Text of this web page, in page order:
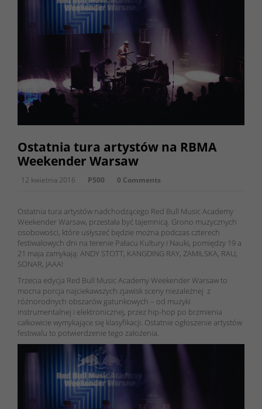
Ostatnia tura artystów na RBMA
Weekender Warsaw
12 kwietnia 2016 P500 0 Comments
Ostatnia tura artystów nadchodzącego Red Bull Music Academy
Weekender Warsaw, przestała być tajemnicą. Grono muzycznych
osobowości, które usłyszeć będzie można podczas czterech
festiwalowych dni na terenie Pałacu Kultury i Nauki, pomiędzy 19 a
21 maja zamykają: ANDY STOTT, KANGDING RAY, ZAMILSKA, RAU,
SONAR, JAAA!
Trzecia edycja Red Bull Music Academy Weekender Warsaw to
mocna porcja najciekawszych zjawisk sceny niezależnej z
różnorodnych obszarów gatunkowych – od muzyki
instrumentalnej i elektronicznej, przez hip-hop po brzmienia
całkowicie wymykające się klasyfikacji. Ostatnie ogłoszenie artystów
festiwalu to potwierdzenie tego założenia.